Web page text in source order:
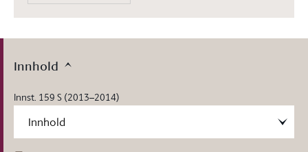
Innhold
Innst. 159 S (2013–2014)